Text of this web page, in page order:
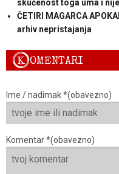
skučenost toga uma i
ČETIRI MAGARCA
arhiv nepristajanja
KOMENTARI
Ime / nadimak *(obavezno)
Komentar *(obavezno)